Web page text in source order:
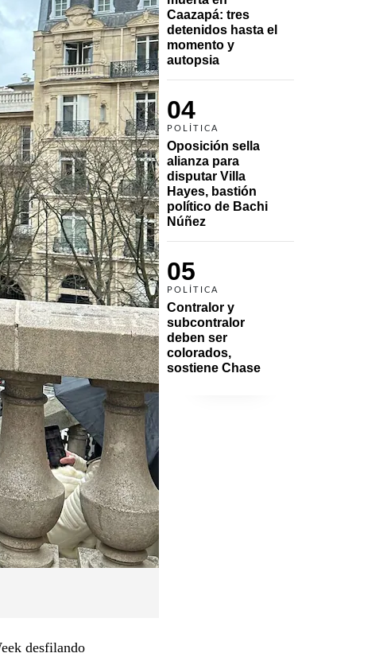
Caazapá: tres
detenidos hasta el
momento y
autopsia
04
POLÍTICA
Oposición sella
alianza para
disputar Villa
Hayes, bastión
político de Bachi
Núñez
05
POLÍTICA
Contralor y
subcontralor
deben ser
colorados,
sostiene Chase
desfilando